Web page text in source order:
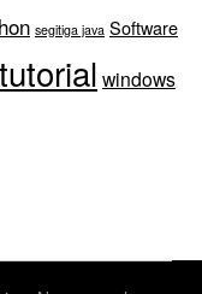
segitiga java Software
tutorial windows